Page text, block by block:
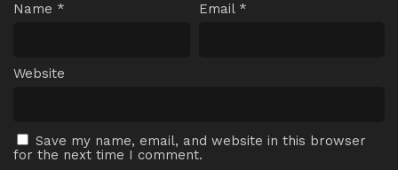
Name * Email *
Website
Save my name, email, and website in this browser
for the next time I comment.